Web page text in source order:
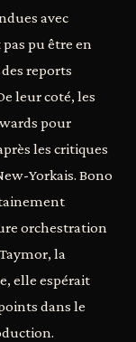
avec
pu être en
reports
leur coté, les
pour
les critiques
Yorkais. Bono
orchestration
la
elle espérait
dans le